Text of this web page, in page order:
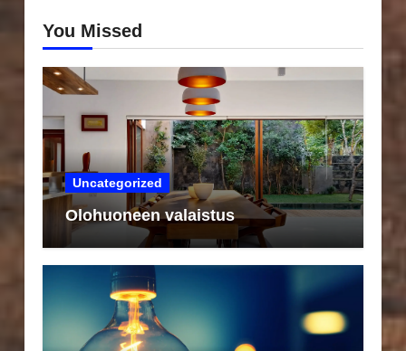
You Missed
Uncategorized
Olohuoneen valaistus